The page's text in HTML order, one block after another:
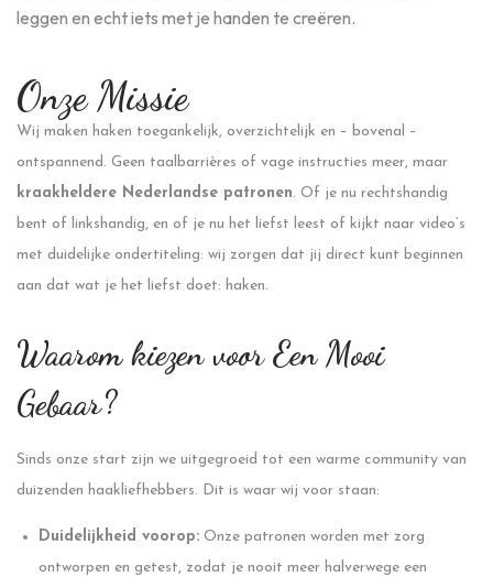
leggen en echt iets met je handen te creëren.
Onze Missie
Wij maken haken toegankelijk, overzichtelijk en – bovenal –
ontspannend. Geen taalbarrières of vage instructies meer, maar
kraakheldere Nederlandse patronen. Of je nu rechtshandig
bent of linkshandig, en of je nu het liefst leest of kijkt naar video’s
met duidelijke ondertiteling: wij zorgen dat jij direct kunt beginnen
aan dat wat je het liefst doet: haken.
Waarom kiezen voor Een Mooi
Gebaar?
Sinds onze start zijn we uitgegroeid tot een warme community van
duizenden haakliefhebbers. Dit is waar wij voor staan:
Duidelijkheid voorop: Onze patronen worden met zorg
ontworpen en getest, zodat je nooit meer halverwege een